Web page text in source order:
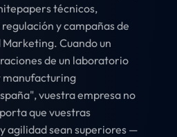
técnicos,
y campañas de
Cuando un
de un laboratorio
manufacturing
vuestra empresa no
que vuestras
agilidad sean superiores —